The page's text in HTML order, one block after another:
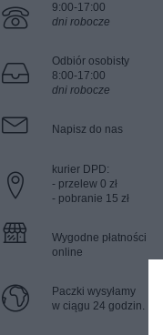
9:00-17:00
dni robocze
Odbiór osobisty
8:00-17:00
dni robocze
Napisz do nas
kurier DPD:
- przelew 0 zł
- pobranie 15 zł
Wygodne płatności
online
Paczki wysyłamy
w ciągu 24 godzin.